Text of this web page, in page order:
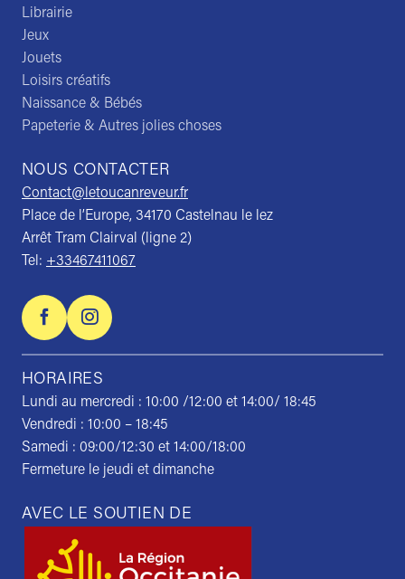
Librairie
Jeux
Jouets
Loisirs créatifs
Naissance & Bébés
Papeterie & Autres jolies choses
NOUS CONTACTER
Contact@letoucanreveur.fr
Place de l’Europe, 34170 Castelnau le lez
Arrêt Tram Clairval (ligne 2)
Tel: +33467411067
HORAIRES
Lundi au mercredi : 10:00 /12:00 et 14:00/ 18:45
Vendredi : 10:00 – 18:45
Samedi : 09:00/12:30 et 14:00/18:00
Fermeture le jeudi et dimanche
AVEC LE SOUTIEN DE